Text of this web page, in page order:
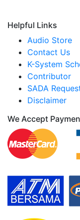
Helpful Links
Audio Store
Contact Us
K-System
Contributor
SADA
Disclaimer
We Accept